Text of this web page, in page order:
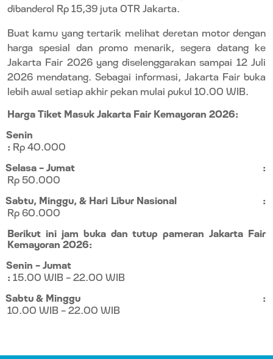
dibanderol Rp 15,39 juta OTR Jakarta.
Buat kamu yang tertarik melihat deretan motor dengan
harga spesial dan promo menarik, segera datang ke
Jakarta Fair 2026 yang diselenggarakan sampai 12 Juli
2026 mendatang. Sebagai informasi, Jakarta Fair buka
lebih awal setiap akhir pekan mulai pukul 10.00 WIB.
Harga Tiket Masuk Jakarta Fair Kemayoran 2026:
Senin
: Rp 40.000
Selasa – Jumat
:
Rp 50.000
Sabtu, Minggu, & Hari Libur Nasional
:
Rp 60.000
Berikut ini jam buka dan tutup pameran Jakarta Fair
Kemayoran 2026:
Senin – Jumat
: 15.00 WIB – 22.00 WIB
Sabtu & Minggu
:
10.00 WIB – 22.00 WIB